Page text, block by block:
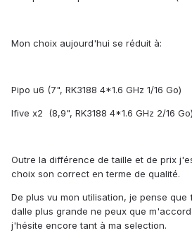
Mon choix aujourd'hui se réduit à:
Pipo u6 (7", RK3188 4*1.6 GHz 1/16 Go)
Ifive x2 (8,9", RK3188 4*1.6 GHz 2/16 Go)
Outre la différence de taille et de prix
choix son correct en terme de qualité.
De plus vu mon utilisation, je pense que
dalle plus grande ne peux que
j'hésite encore tant à ma selection.